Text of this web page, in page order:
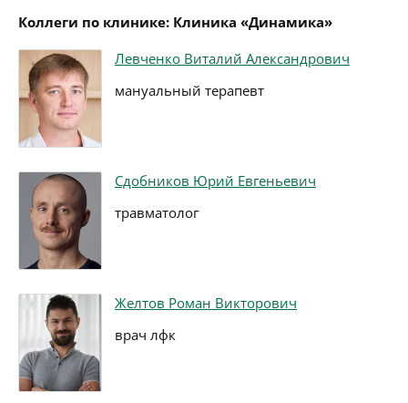
Коллеги по клинике: Клиника «Динамика»
Левченко Виталий Александрович
мануальный терапевт
Сдобников Юрий Евгеньевич
травматолог
Желтов Роман Викторович
врач лфк